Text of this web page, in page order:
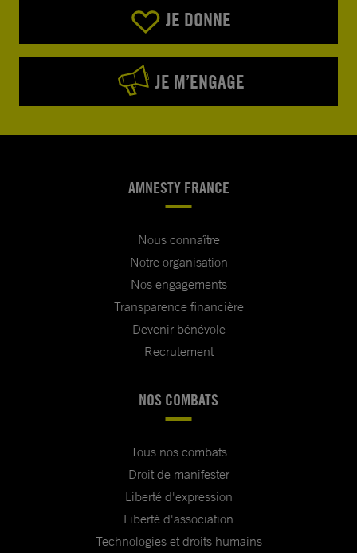
JE DONNE
JE M’ENGAGE
AMNESTY FRANCE
Nous connaître
Notre organisation
Nos engagements
Transparence financière
Devenir bénévole
Recrutement
NOS COMBATS
Tous nos combats
Droit de manifester
Liberté d'expression
Liberté d'association
Technologies et droits humains